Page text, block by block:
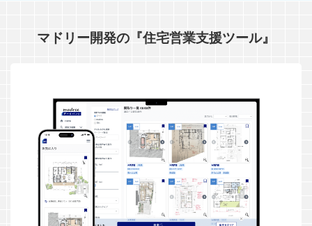
マドリー開発の『住宅営業支援ツール』